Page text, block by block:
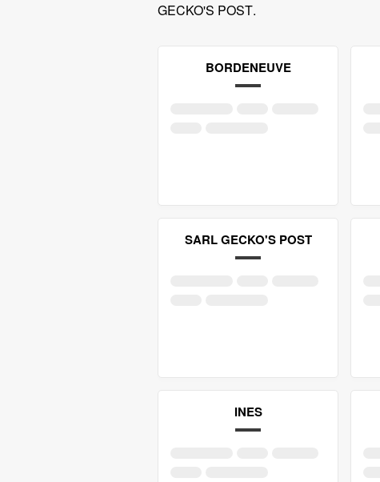
GECKO'S POST.
BORDENEUVE
SARL GECKO'S POST
INES